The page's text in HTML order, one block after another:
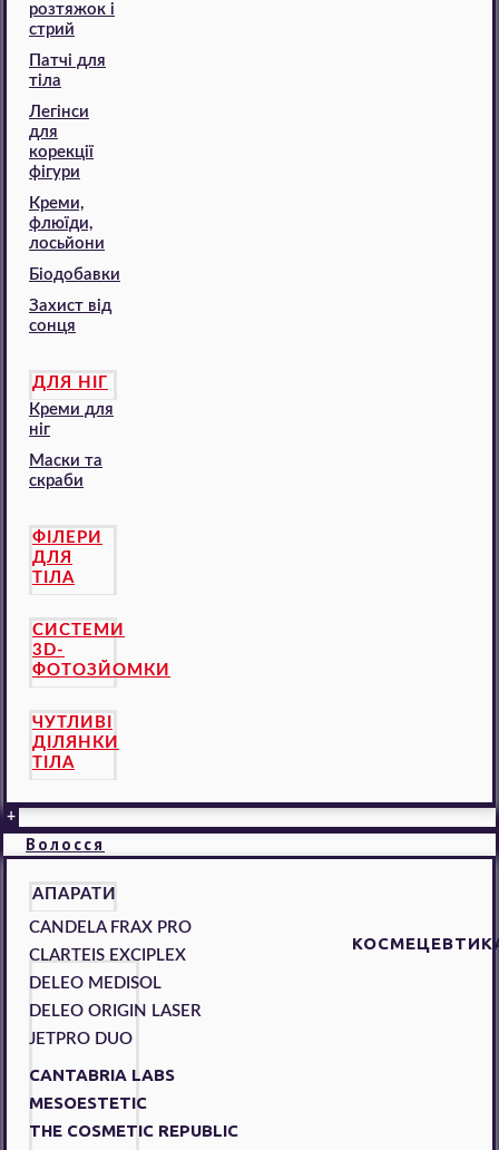
розтяжок і
стрий
Патчі для
тіла
Легінси
для
корекції
фігури
Креми,
флюїди,
лосьйони
Біодобавки
Захист від
сонця
ДЛЯ НІГ
Креми для
ніг
Маски та
скраби
ФІЛЕРИ
ДЛЯ
ТІЛА
СИСТЕМИ
3D-
ФОТОЗЙОМКИ
ЧУТЛИВІ
ДІЛЯНКИ
ТІЛА
+
Волосся
АПАРАТИ
CANDELA FRAX PRO
CLARTEIS EXCIPLEX
DELEO MEDISOL
DELEO ORIGIN LASER
JETPRO DUO
CANTABRIA LABS
MESOESTETIC
THE COSMETIC REPUBLIC